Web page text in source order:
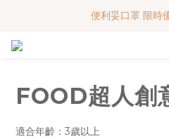
便利妥口罩 限時
MY BABY SHOP 7
FOOD超人創
適合年齡：3歲以上